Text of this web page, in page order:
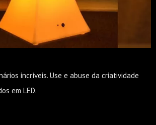
incríveis. Use e abuse da criatividade
em LED.